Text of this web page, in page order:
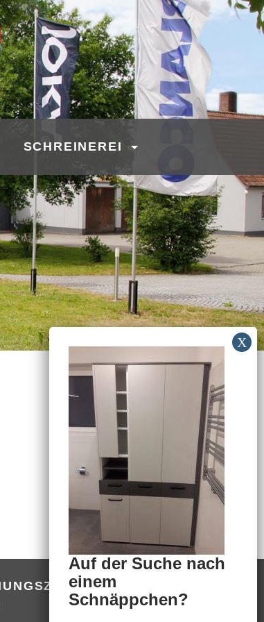
SCHREINEREI
Auf der Suche nach
einem
Schnäppchen?